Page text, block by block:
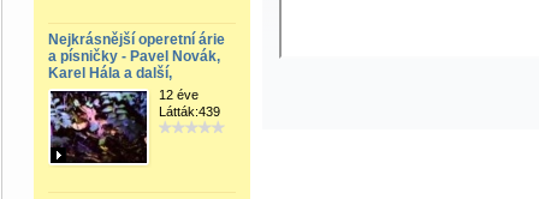
Nejkrásnější operetní árie
a písničky - Pavel Novák,
Karel Hála a další,
12 éve
Látták:439